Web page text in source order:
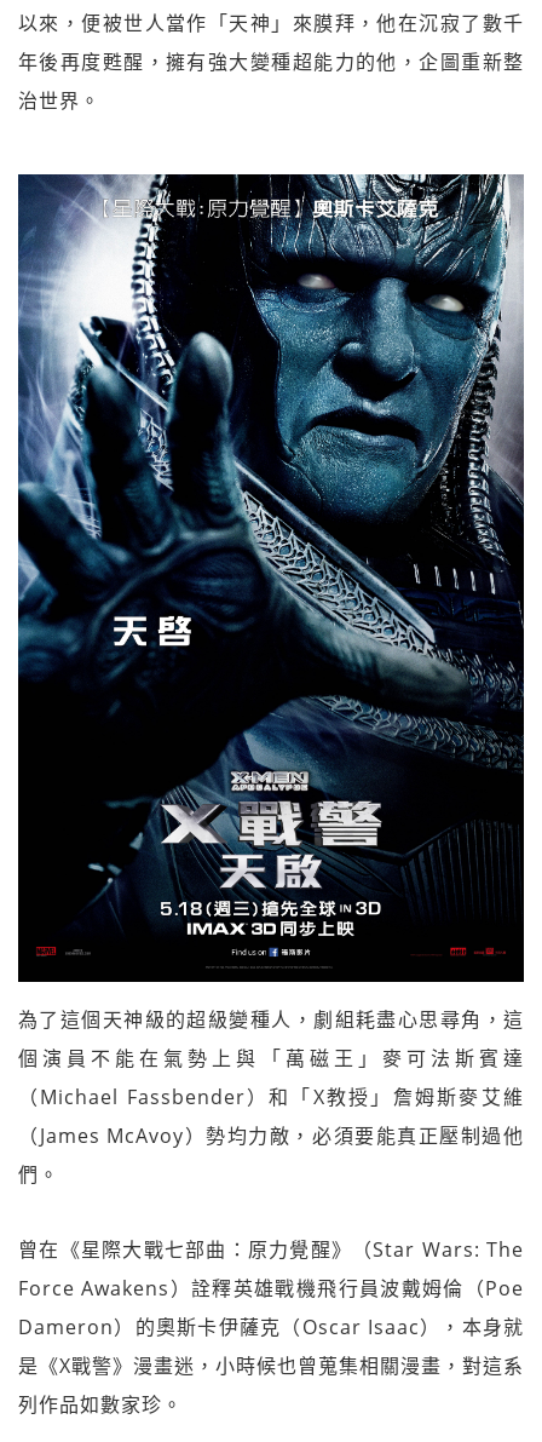
以來，便被世人當作「天神」來膜拜，他在沉寂了數千
年後再度甦醒，擁有強大變種超能力的他，企圖重新整
治世界。
為了這個天神級的超級變種人，劇組耗盡心思尋角，這
個演員不能在氣勢上與「萬磁王」麥可法斯賓達
（Michael Fassbender）和「X教授」詹姆斯麥艾維
（James McAvoy）勢均力敵，必須要能真正壓制過他
們。
曾在《星際大戰七部曲：原力覺醒》（Star Wars: The
Force Awakens）詮釋英雄戰機飛行員波戴姆倫（Poe
Dameron）的奧斯卡伊薩克（Oscar Isaac），本身就
是《X戰警》漫畫迷，小時候也曾蒐集相關漫畫，對這系
列作品如數家珍。